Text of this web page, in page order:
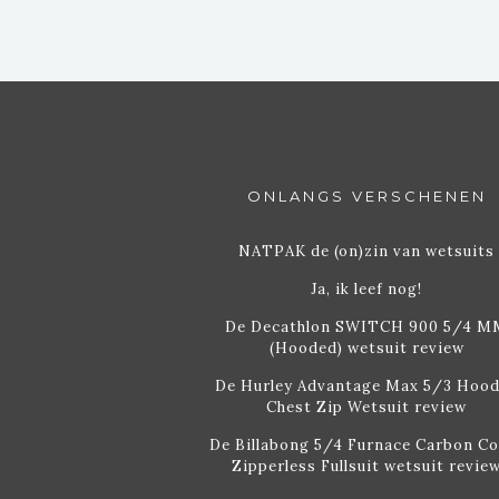
ONLANGS VERSCHENEN
NATPAK de (on)zin van wetsuits
Ja, ik leef nog!
De Decathlon SWITCH 900 5/4
(Hooded) wetsuit review
De Hurley Advantage Max 5/3
Chest Zip Wetsuit review
De Billabong 5/4 Furnace Carbon
Zipperless Fullsuit wetsuit